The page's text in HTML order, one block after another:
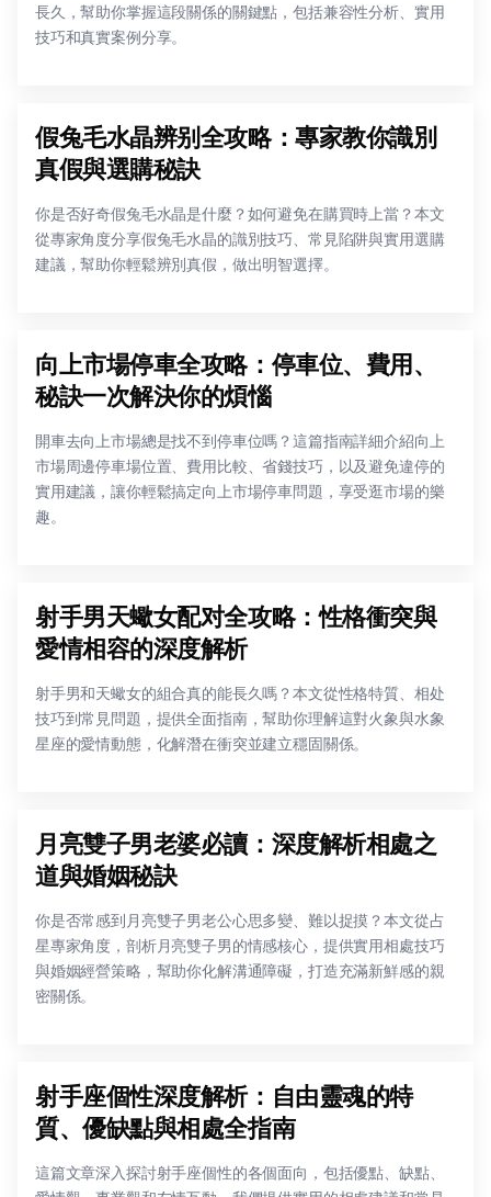
長久，幫助你掌握這段關係的關鍵點，包括兼容性分析、實用
技巧和真實案例分享。
假兔毛水晶辨别全攻略：專家教你識別
真假與選購秘訣
你是否好奇假兔毛水晶是什麼？如何避免在購買時上當？本文
從專家角度分享假兔毛水晶的識別技巧、常見陷阱與實用選購
建議，幫助你輕鬆辨別真假，做出明智選擇。
向上市場停車全攻略：停車位、費用、
秘訣一次解決你的煩惱
開車去向上市場總是找不到停車位嗎？這篇指南詳細介紹向上
市場周邊停車場位置、費用比較、省錢技巧，以及避免違停的
實用建議，讓你輕鬆搞定向上市場停車問題，享受逛市場的樂
趣。
射手男天蠍女配对全攻略：性格衝突與
愛情相容的深度解析
射手男和天蠍女的組合真的能長久嗎？本文從性格特質、相处
技巧到常見問題，提供全面指南，幫助你理解這對火象與水象
星座的愛情動態，化解潛在衝突並建立穩固關係。
月亮雙子男老婆必讀：深度解析相處之
道與婚姻秘訣
你是否常感到月亮雙子男老公心思多變、難以捉摸？本文從占
星專家角度，剖析月亮雙子男的情感核心，提供實用相處技巧
與婚姻經營策略，幫助你化解溝通障礙，打造充滿新鮮感的親
密關係。
射手座個性深度解析：自由靈魂的特
質、優缺點與相處全指南
這篇文章深入探討射手座個性的各個面向，包括優點、缺點、